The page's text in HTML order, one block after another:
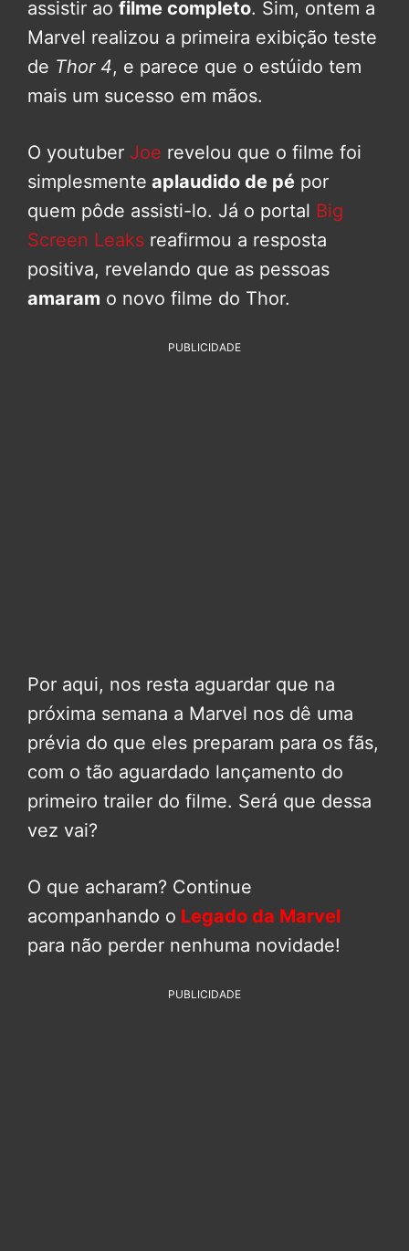
assistir ao filme completo. Sim, ontem a
Marvel realizou a primeira exibição teste
de Thor 4, e parece que o estúido tem
mais um sucesso em mãos.
O youtuber Joe revelou que o filme foi
simplesmente aplaudido de pé por
quem pôde assisti-lo. Já o portal Big
Screen Leaks reafirmou a resposta
positiva, revelando que as pessoas
amaram o novo filme do Thor.
PUBLICIDADE
Por aqui, nos resta aguardar que na
próxima semana a Marvel nos dê uma
prévia do que eles preparam para os fãs,
com o tão aguardado lançamento do
primeiro trailer do filme. Será que dessa
vez vai?
O que acharam? Continue
acompanhando o Legado da Marvel
para não perder nenhuma novidade!
PUBLICIDADE